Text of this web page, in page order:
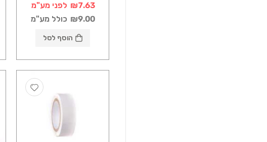
₪7.63 לפני מע"מ
₪9.00 כולל מע"מ
הוסף לסל